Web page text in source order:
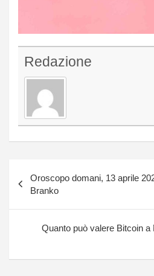
Redazione
articoli
Oroscopo domani, 13 aprile
Branko
Quanto può valere Bitcoin